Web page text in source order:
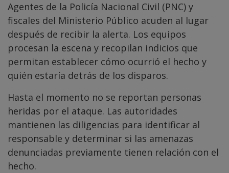
Agentes de la Policía Nacional Civil (PNC) y
fiscales del Ministerio Público acuden al lugar
después de recibir la alerta. Los equipos
procesan la escena y recopilan indicios que
permitan establecer cómo ocurrió el hecho y
quién estaría detrás de los disparos.
Hasta el momento no se reportan personas
heridas por el ataque. Las autoridades
mantienen las diligencias para identificar al
responsable y determinar si las amenazas
denunciadas previamente tienen relación con el
hecho.